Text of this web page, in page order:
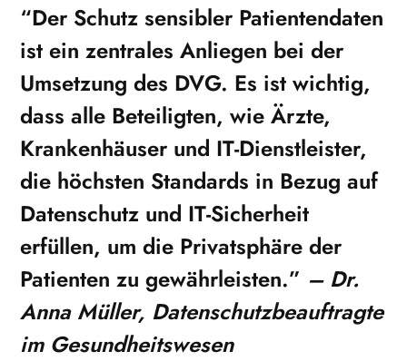
“Der Schutz sensibler Patientendaten
ist ein zentrales Anliegen bei der
Umsetzung des DVG. Es ist wichtig,
dass alle Beteiligten, wie Ärzte,
Krankenhäuser und IT-Dienstleister,
die höchsten Standards in Bezug auf
Datenschutz und IT-Sicherheit
erfüllen, um die Privatsphäre der
Patienten zu gewährleisten.” – Dr.
Anna Müller, Datenschutzbeauftragte
im Gesundheitswesen